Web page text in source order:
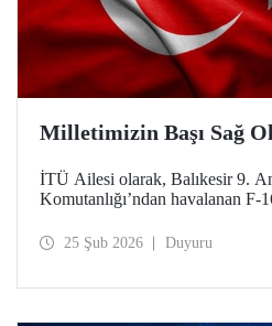
Milletimizin Başı Sağ
İTÜ Ailesi olarak, Balıkesir 9.
Komutanlığı’ndan havalanan F-
Bnb. İbrahim Bolat’a Allah'tan
25 Şub 2026 Duyuru